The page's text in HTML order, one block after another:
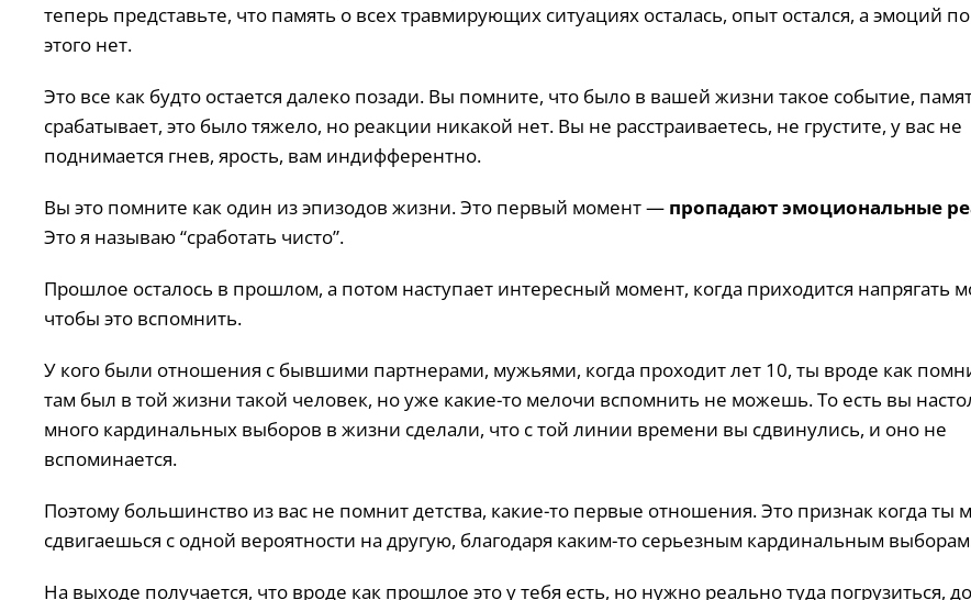
теперь представьте, что память о всех травмирующих ситуациях осталась, опыт остался, а эмоций
этого нет.
Это все как будто остается далеко позади. Вы помните, что было в вашей жизни такое событие,
срабатывает, это было тяжело, но реакции никакой нет. Вы не расстраиваетесь, не грустите, у вас не
поднимается гнев, ярость, вам индифферентно.
Вы это помните как один из эпизодов жизни. Это первый момент — пропадают эмоциональные
Это я называю “сработать чисто”.
Прошлое осталось в прошлом, а потом наступает интересный момент, когда приходится напрягать
чтобы это вспомнить.
У кого были отношения с бывшими партнерами, мужьями, когда проходит лет 10, ты вроде как
там был в той жизни такой человек, но уже какие-то мелочи вспомнить не можешь. То есть вы
много кардинальных выборов в жизни сделали, что с той линии времени вы сдвинулись, и оно не
вспоминается.
Поэтому большинство из вас не помнит детства, какие-то первые отношения. Это признак когда ты
сдвигаешься с одной вероятности на другую, благодаря каким-то серьезным кардинальным
На выходе получается, что вроде как прошлое это у тебя есть, но нужно реально туда погрузиться,